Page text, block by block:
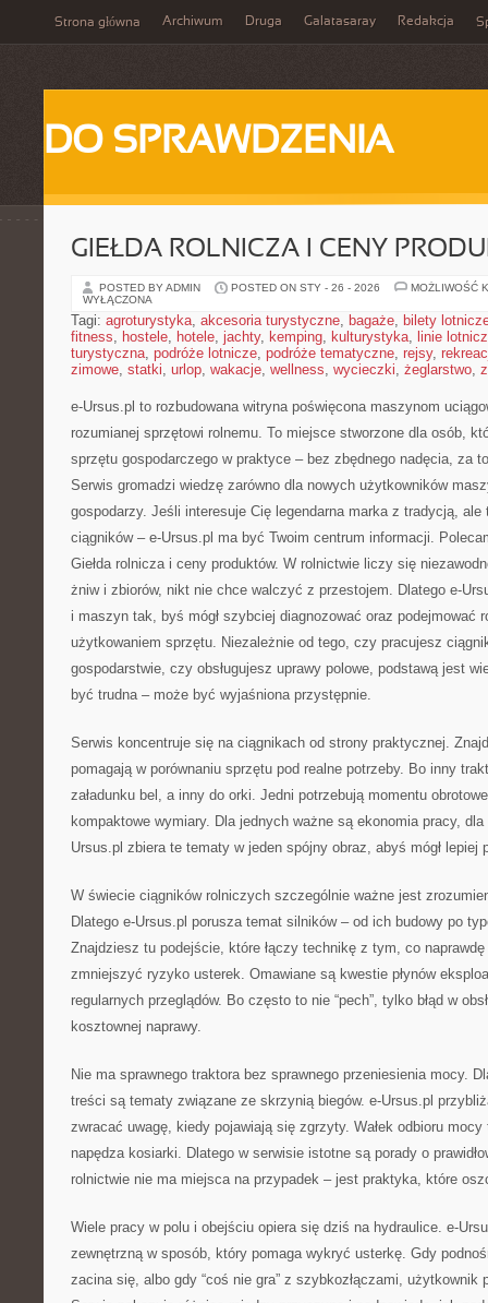
Strona główna Archiwum Druga Galatasaray Redakcja
DO SPRAWDZENIA
GIEŁDA ROLNICZA I CENY
POSTED BY ADMIN POSTED ON STY - 26 - 2026
MOŻLIWOŚĆ
WYŁĄCZONA
Tagi: agroturystyka, akcesoria turystyczne, bagaże, bilety
fitness, hostele, hotele, jachty, kemping, kulturystyka, linie
turystyczna, podróże lotnicze, podróże tematyczne, rejsy,
zimowe, statki, urlop, wakacje, wellness, wycieczki, żeglarstwo,
e-Ursus.pl to rozbudowana witryna poświęcona maszynom
rozumianej sprzętowi rolnemu. To miejsce stworzone dla osób,
sprzętu gospodarczego w praktyce – bez zbędnego nadęcia, za
Serwis gromadzi wiedzę zarówno dla nowych użytkowników
gospodarzy. Jeśli interesuje Cię legendarna marka z tradycją,
ciągników – e-Ursus.pl ma być Twoim centrum informacji.
Giełda rolnicza i ceny produktów. W rolnictwie liczy się
żniw i zbiorów, nikt nie chce walczyć z przestojem. Dlatego e-
i maszyn tak, byś mógł szybciej diagnozować oraz podejmować
użytkowaniem sprzętu. Niezależnie od tego, czy pracujesz
gospodarstwie, czy obsługujesz uprawy polowe, podstawą jest
być trudna – może być wyjaśniona przystępnie.
Serwis koncentruje się na ciągnikach od strony praktycznej.
pomagają w porównaniu sprzętu pod realne potrzeby. Bo inny
załadunku bel, a inny do orki. Jedni potrzebują momentu
kompaktowe wymiary. Dla jednych ważne są ekonomia pracy,
Ursus.pl zbiera te tematy w jeden spójny obraz, abyś mógł lepiej
W świecie ciągników rolniczych szczególnie ważne jest
Dlatego e-Ursus.pl porusza temat silników – od ich budowy po
Znajdziesz tu podejście, które łączy technikę z tym, co
zmniejszyć ryzyko usterek. Omawiane są kwestie płynów
regularnych przeglądów. Bo często to nie “pech”, tylko błąd w
kosztownej naprawy.
Nie ma sprawnego traktora bez sprawnego przeniesienia mocy.
treści są tematy związane ze skrzynią biegów. e-Ursus.pl
zwracać uwagę, kiedy pojawiają się zgrzyty. Wałek odbioru
napędza kosiarki. Dlatego w serwisie istotne są porady o
rolnictwie nie ma miejsca na przypadek – jest praktyka, które
Wiele pracy w polu i obejściu opiera się dziś na hydraulice. e-
zewnętrzną w sposób, który pomaga wykryć usterkę. Gdy
zacina się, albo gdy “coś nie gra” z szybkozłączami, użytkownik